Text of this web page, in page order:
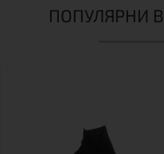
ПОПУЛЯРНИ